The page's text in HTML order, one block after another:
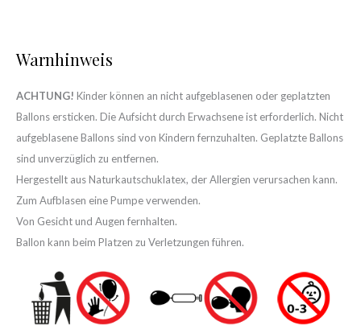
Warnhinweis
ACHTUNG! Kinder können an nicht aufgeblasenen oder geplatzten
Ballons ersticken. Die Aufsicht durch Erwachsene ist erforderlich. Nicht
aufgeblasene Ballons sind von Kindern fernzuhalten. Geplatzte Ballons
sind unverzüglich zu entfernen.
Hergestellt aus Naturkautschuklatex, der Allergien verursachen kann.
Zum Aufblasen eine Pumpe verwenden.
Von Gesicht und Augen fernhalten.
Ballon kann beim Platzen zu Verletzungen führen.